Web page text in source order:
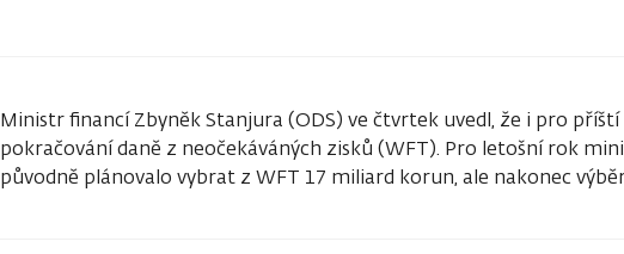
Ministr financí Zbyněk Stanjura (ODS) ve čtvrtek uvedl, že i pro
pokračování daně z neočekáváných zisků (WFT). Pro letošní rok
původně plánovalo vybrat z WFT 17 miliard korun, ale nakonec